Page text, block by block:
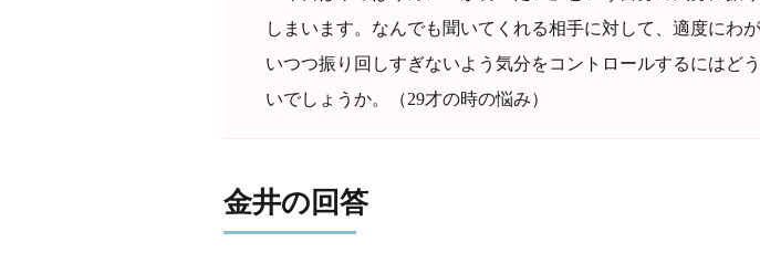
しまいます。なんでも聞いてくれる相手に対して、適度にわ
いつつ振り回しすぎないよう気分をコントロールするにはど
いでしょうか。（29才の時の悩み）
金井の回答